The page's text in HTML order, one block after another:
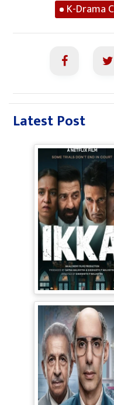
K-Drama
Latest Post
Ikka Movie
सनी-अक्षय की